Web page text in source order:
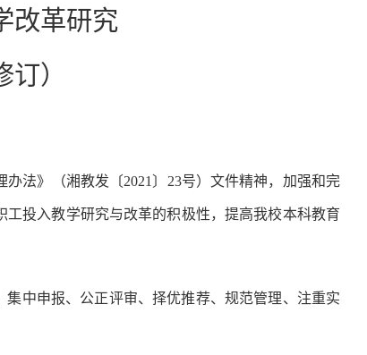
改革研究
）
法》（湘教发〔2021〕23号）文件精神，加强和完
投入教学研究与改革的积极性，提高我校本科教育
中申报、公正评审、择优推荐、规范管理、注重实